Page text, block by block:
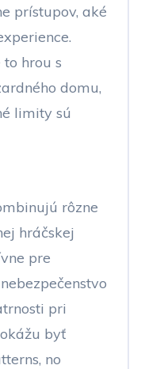
prístupov, aké
hrou s
domu,
limity sú
rôzne
hráčskej
pre
pri
byť
no